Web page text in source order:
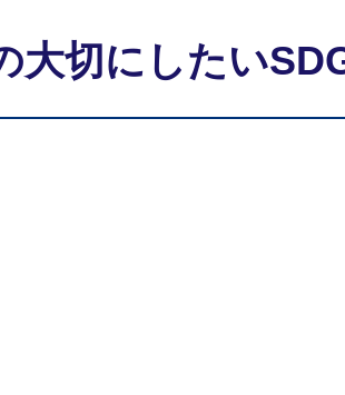
大切にしたい